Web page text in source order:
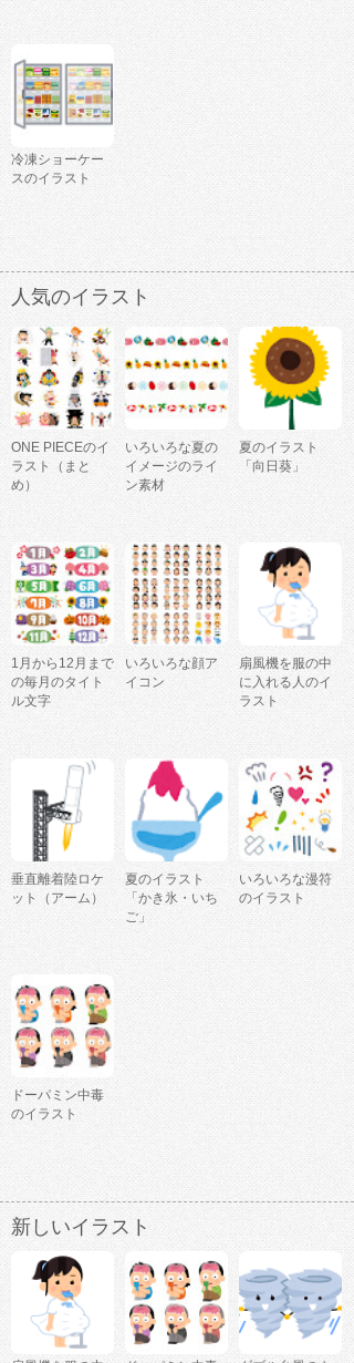
冷凍ショーケー
スのイラスト
人気のイラスト
ONE PIECEのイ
ラスト（まと
め）
いろいろな夏の
イメージのライ
ン素材
夏のイラスト
「向日葵」
1月から12月まで
の毎月のタイト
ル文字
いろいろな顔ア
イコン
扇風機を服の中
に入れる人のイ
ラスト
垂直離着陸ロケ
ット（アーム）
夏のイラスト
「かき氷・いち
ご」
いろいろな漫符
のイラスト
ドーパミン中毒
のイラスト
新しいイラスト